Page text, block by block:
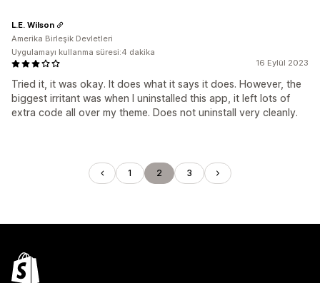
16 Eylül 2023
Tried it, it was okay. It does what it says it does. However, the
biggest irritant was when I uninstalled this app, it left lots of
extra code all over my theme. Does not uninstall very cleanly.
L.E. Wilson
Amerika Birleşik Devletleri
Uygulamayı kullanma süresi:4 dakika
1 2 3